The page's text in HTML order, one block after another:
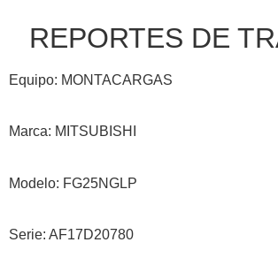
REPORTES DE
Equipo: MONTACARGAS
Marca: MITSUBISHI
Modelo: FG25NGLP
Serie: AF17D20780